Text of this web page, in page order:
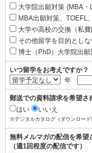
大学院出願対策 (MBA
MBA出願対策、TOEFL
大学や高校の交換（私
その他留学を目的とし
博士（PhD）大学院出
いつ留学をお考えですか？
年
郵送での資料請求を希望さ
はい
いいえ
※デジタルカタログ（ダウンロード
無料メルマガの配信を希望
（週1回程度の配信です）